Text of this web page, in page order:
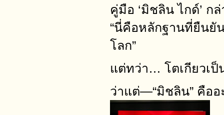
คู่มือ ‘มิชลิน ไกด์’ ก
“นี่คือหลักฐานที่ยืนยั
โลก”
แต่ทว่า… โตเกียวเป็
ว่าแต่—“มิชลิน” คืออ